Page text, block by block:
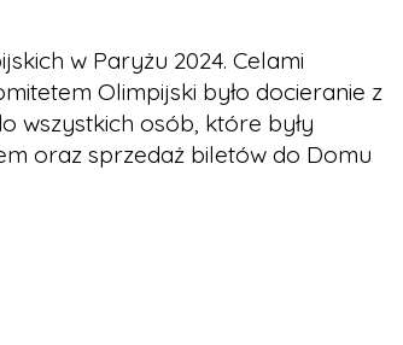
w Paryżu 2024. Celami
Olimpijski było docieranie z
wszystkich osób, które były
oraz sprzedaż biletów do Domu